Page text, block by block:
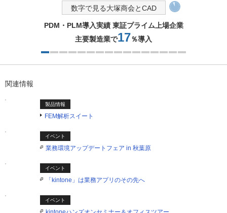
数字で見る大塚商会とCAD
PDM・PLM導入実績 東証プライム上場企業
主要製造業で17％導入
関連情報
製品情報
FEM解析スイート
イベント
業務環境アップデートフェア in 秋葉原
イベント
「kintone」は業務アプリのその先へ
イベント